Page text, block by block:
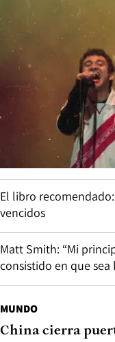
El libro
vencidos
Matt Smith: “Mi
consistido en que sea
MUNDO
China cierra